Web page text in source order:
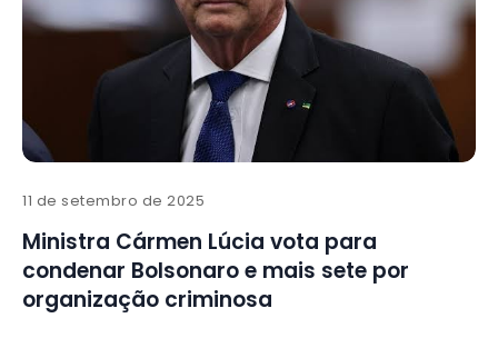
11 de setembro de 2025
Ministra Cármen Lúcia vota para
condenar Bolsonaro e mais sete por
organização criminosa